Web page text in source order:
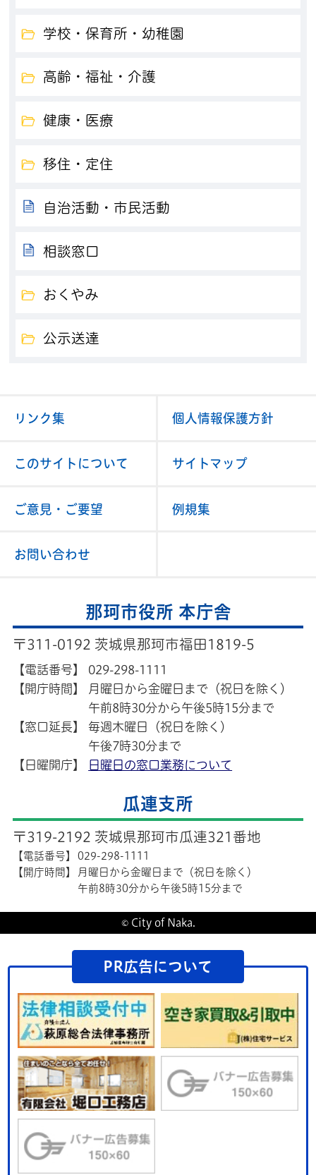
学校・保育所・幼稚園
高齢・福祉・介護
健康・医療
移住・定住
自治活動・市民活動
相談窓口
おくやみ
公示送達
リンク集 個人情報保護方針
このサイトについて サイトマップ
ご意見・ご要望 例規集
お問い合わせ
那珂市役所 本庁舎
〒311-0192 茨城県那珂市福田1819-5
【電話番号】
029-298-1111
【開庁時間】
月曜日から金曜日まで（祝日を除く）
午前8時30分から午後5時15分まで
【窓口延長】
毎週木曜日（祝日を除く）
午後7時30分まで
【日曜開庁】
日曜日の窓口業務について
瓜連支所
〒319-2192 茨城県那珂市瓜連321番地
【電話番号】
029-298-1111
【開庁時間】
月曜日から金曜日まで（祝日を除く）
午前8時30分から午後5時15分まで
© City of Naka.
PR広告について